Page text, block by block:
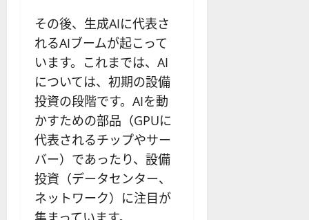
その後、生成AIに代表さ
れるAIブームが起こって
います。これまでは、AI
については、初期の設備
投資の段階です。AIを動
かすための部品（GPUに
代表されるチップやサー
バー）であったり、設備
投資（データセンター、
ネットワーク）に注目が